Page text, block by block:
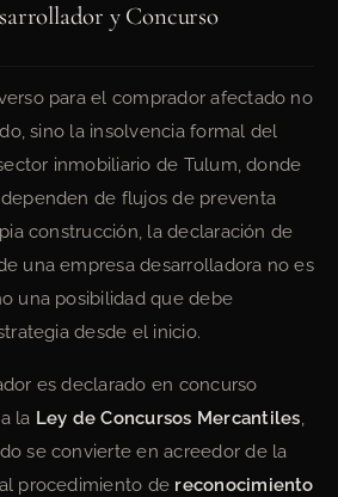
y Concurso
para el comprador afectado no
sino la insolvencia formal del
inmobiliario de Tulum, donde
de flujos de preventa
construcción, la declaración de
una empresa desarrolladora no es
una posibilidad que debe
desde el inicio.
es declarado en concurso
la Ley de Concursos Mercantiles,
se convierte en acreedor de la
procedimiento de reconocimiento